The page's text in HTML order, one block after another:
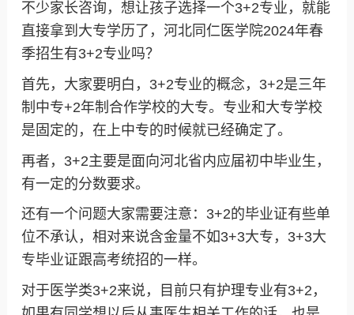
不少家长咨询，想让孩子选择一个3+2专业，就能
直接拿到大专学历了，河北同仁医学院2024年春
季招生有3+2专业吗？
首先，大家要明白，3+2专业的概念，3+2是三年
制中专+2年制合作学校的大专。专业和大专学校
是固定的，在上中专的时候就已经确定了。
再者，3+2主要是面向河北省内应届初中毕业生，
有一定的分数要求。
还有一个问题大家需要注意：3+2的毕业证有些单
位不承认，相对来说含金量不如3+3大专，3+3大
专毕业证跟高考统招的一样。
对于医学类3+2来说，目前只有护理专业有3+2，